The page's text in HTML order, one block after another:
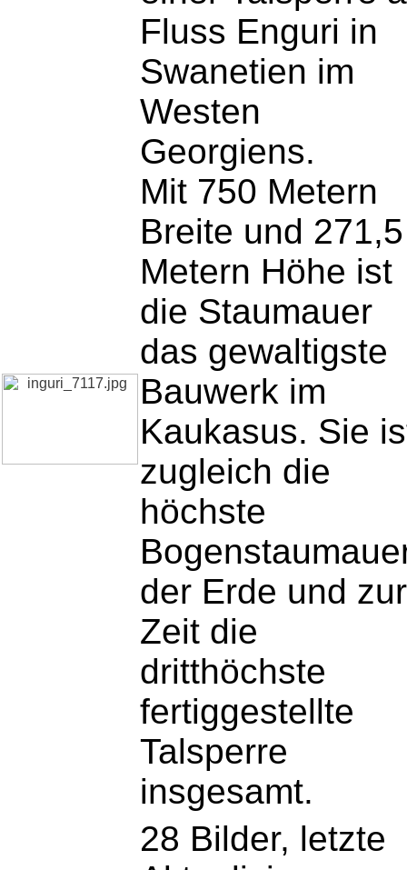
Fluss Enguri in
Swanetien im
Westen
Georgiens.
Mit 750 Metern
Breite und 271,5
Metern Höhe ist
die Staumauer
das gewaltigste
Bauwerk im
Kaukasus. Sie
zugleich die
höchste
der Erde und zur
Zeit die
dritthöchste
fertiggestellte
Talsperre
insgesamt.
28 Bilder, letzte